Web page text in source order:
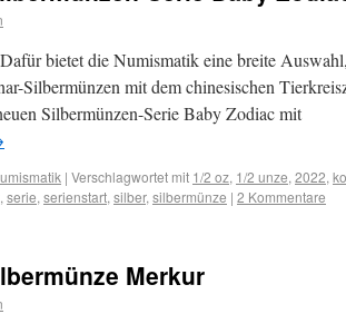
bietet die Numismatik eine breite
Silbermünzen mit dem chinesischen
Silbermünzen-Serie Baby Zodiac mit
| Verschlagwortet mit 1/2 oz, 1/2 unze, 2022,
, serie, serienstart, silber, silbermünze | 2 Kommentare
Merkur